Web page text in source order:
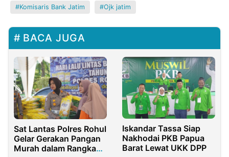
Komisaris Bank Jatim Ojk jatim
BACA JUGA
Sat Lantas Polres Rohul
Gelar Gerakan Pangan
Murah dalam Rangka
Iskandar Tassa Siap
Nakhodai PKB Papua
Barat Lewat UKK DPP